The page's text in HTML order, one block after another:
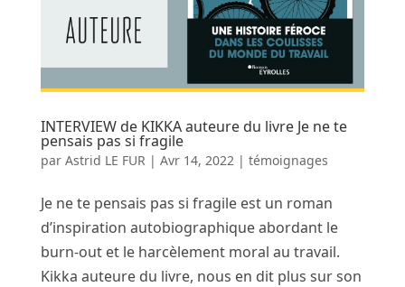
INTERVIEW de KIKKA auteure du livre Je ne te
pensais pas si fragile
par Astrid LE FUR| Avr 14, 2022| témoignages
Je ne te pensais pas si fragile est un roman
d’inspiration autobiographique abordant le
burn-out et le harcèlement moral au travail.
Kikka auteure du livre, nous en dit plus sur son